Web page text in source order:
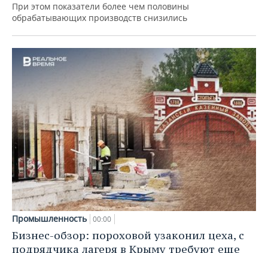
При этом показатели более чем половины
обрабатывающих производств снизились
Промышленность 00:00
Бизнес-обзор: пороховой узаконил цеха, с
подрядчика лагеря в Крыму требуют еще